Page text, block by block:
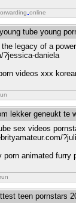
online
tube young
legacy of a
?jessica-daniela
videos xxx
lekker geneukt te
sex videos
animated
run
teen pornstars